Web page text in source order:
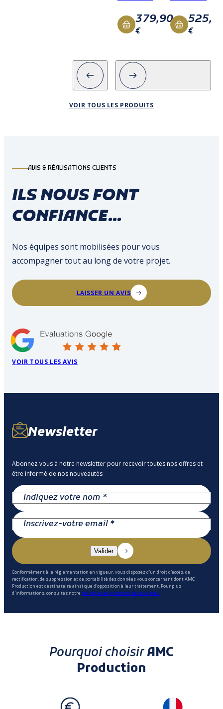
379,90
€ €
VOIR TOUS LES PRODUITS
AVIS & RÉALISATIONS CLIENTS
ILS NOUS FONT
CONFIANCE...
Nos équipes sont mobilisées pour vous
accompagner tout au long de votre projet.
LAISSER UN AVIS
VOIR TOUS LES AVIS
Newsletter
Abonnez-vous à notre newsletter pour recevoir toutes nos offres et
être informé de nos nouveautés
Conformément à la réglementation en vigueur, vous disposez d'un droit d'accès, de
rectification, de suppression et de portabilité des données vous concernant dont AMC
Production est destinataire ainsi que d'opposition à leur traitement. Pour plus
d'informations, consultez notre politique de protection des données.
Pourquoi choisirAMC
Production